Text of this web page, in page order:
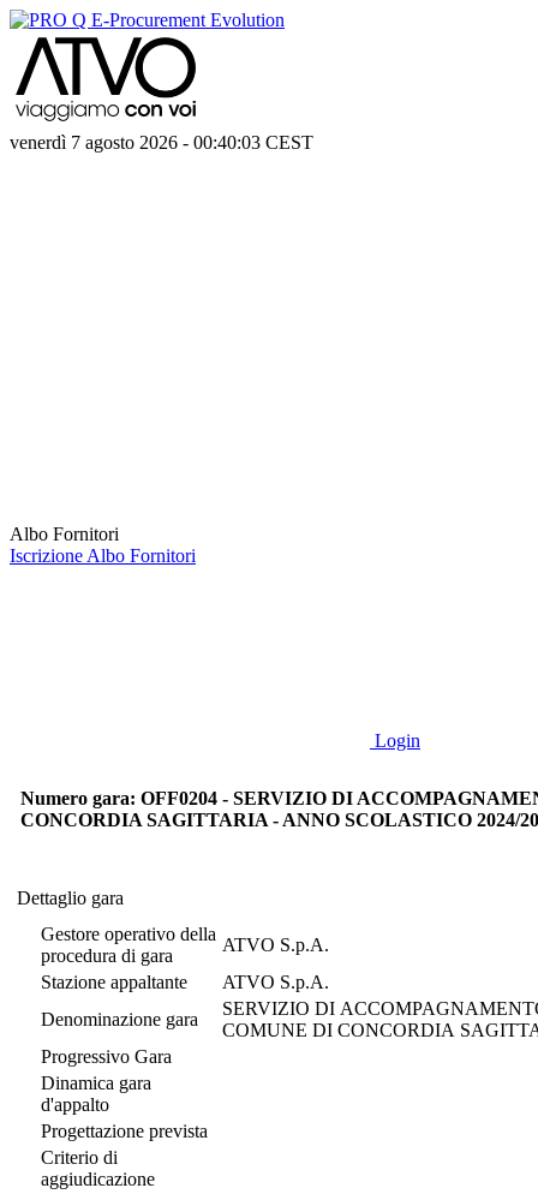
venerdì 7 agosto 2026 - 00:40:03 CEST
Albo Fornitori
Iscrizione Albo Fornitori
Login
Numero gara: OFF0204 - SERVIZIO DI
CONCORDIA SAGITTARIA - ANNO SCOLASTICO 2024/
Dettaglio gara
Gestore operativo della
procedura di gara
ATVO S.p.A.
Stazione appaltante
ATVO S.p.A.
Denominazione gara
SERVIZIO DI
COMUNE DI CONCORDIA
Progressivo Gara
Dinamica gara
d'appalto
Progettazione prevista
Criterio di
aggiudicazione